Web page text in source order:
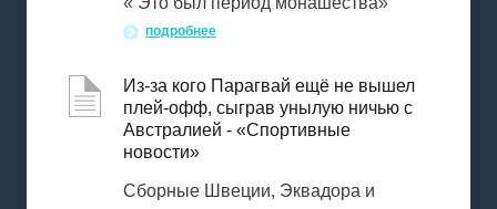
подробнее
Из-за кого Парагвай ещё не вышел
плей-офф, сыграв унылую ничью с
Австралией - «Спортивные
новости»
Сборные Швеции, Эквадора и